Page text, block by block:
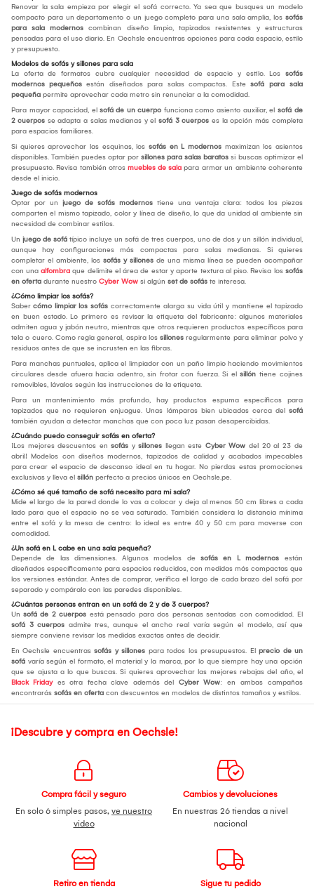
Renovar la sala empieza por elegir el sofá correcto. Ya sea que busques un modelo
compacto para un departamento o un juego completo para una sala amplia, los sofás
para sala modernos combinan diseño limpio, tapizados resistentes y estructuras
pensadas para el uso diario. En Oechsle encuentras opciones para cada espacio, estilo
y presupuesto.
Modelos de sofás y sillones para sala
La oferta de formatos cubre cualquier necesidad de espacio y estilo. Los sofás
modernos pequeños están diseñados para salas compactas. Este sofá para sala
pequeña permite aprovechar cada metro sin renunciar a la comodidad.
Para mayor capacidad, el sofá de un cuerpo funciona como asiento auxiliar, el sofá de
2 cuerpos se adapta a salas medianas y el sofá 3 cuerpos es la opción más completa
para espacios familiares.
Si quieres aprovechar las esquinas, los sofás en L modernos maximizan los asientos
disponibles. También puedes optar por sillones para salas baratos si buscas optimizar el
presupuesto. Revisa también otros muebles de sala para armar un ambiente coherente
desde el inicio.
Juego de sofás modernos
Optar por un juego de sofás modernos tiene una ventaja clara: todos los piezas
comparten el mismo tapizado, color y línea de diseño, lo que da unidad al ambiente sin
necesidad de combinar estilos.
Un juego de sofá típico incluye un sofá de tres cuerpos, uno de dos y un sillón individual,
aunque hay configuraciones más compactas para salas medianas. Si quieres
completar el ambiente, los sofás y sillones de una misma línea se pueden acompañar
con una alfombra que delimite el área de estar y aporte textura al piso. Revisa los sofás
en oferta durante nuestro Cyber Wow si algún set de sofás te interesa.
¿Cómo limpiar los sofás?
Saber cómo limpiar los sofás correctamente alarga su vida útil y mantiene el tapizado
en buen estado. Lo primero es revisar la etiqueta del fabricante: algunos materiales
admiten agua y jabón neutro, mientras que otros requieren productos específicos para
tela o cuero. Como regla general, aspira los sillones regularmente para eliminar polvo y
residuos antes de que se incrusten en las fibras.
Para manchas puntuales, aplica el limpiador con un paño limpio haciendo movimientos
circulares desde afuera hacia adentro, sin frotar con fuerza. Si el sillón tiene cojines
removibles, lávalos según las instrucciones de la etiqueta.
Para un mantenimiento más profundo, hay productos espuma específicos para
tapizados que no requieren enjuague. Unas lámparas bien ubicadas cerca del sofá
también ayudan a detectar manchas que con poca luz pasan desapercibidas.
¿Cuándo puedo conseguir sofás en oferta?
¡Los mejores descuentos en sofás y sillones llegan este Cyber Wow del 20 al 23 de
abril! Modelos con diseños modernos, tapizados de calidad y acabados impecables
para crear el espacio de descanso ideal en tu hogar. No pierdas estas promociones
exclusivas y lleva el sillón perfecto a precios únicos en Oechsle.pe.
¿Cómo sé qué tamaño de sofá necesito para mi sala?
Mide el largo de la pared donde lo vas a colocar y deja al menos 50 cm libres a cada
lado para que el espacio no se vea saturado. También considera la distancia mínima
entre el sofá y la mesa de centro: lo ideal es entre 40 y 50 cm para moverse con
comodidad.
¿Un sofá en L cabe en una sala pequeña?
Depende de las dimensiones. Algunos modelos de sofás en L modernos están
diseñados específicamente para espacios reducidos, con medidas más compactas que
los versiones estándar. Antes de comprar, verifica el largo de cada brazo del sofá por
separado y compáralo con las paredes disponibles.
¿Cuántas personas entran en un sofá de 2 y de 3 cuerpos?
Un sofá de 2 cuerpos está pensado para dos personas sentadas con comodidad. El
sofá 3 cuerpos admite tres, aunque el ancho real varía según el modelo, así que
siempre conviene revisar las medidas exactas antes de decidir.
En Oechsle encuentras sofás y sillones para todos los presupuestos. El precio de un
sofá varía según el formato, el material y la marca, por lo que siempre hay una opción
que se ajusta a lo que buscas. Si quieres aprovechar las mejores rebajas del año, el
Black Fridayes otra fecha clave además del Cyber Wow: en ambas campañas
encontrarás sofás en oferta con descuentos en modelos de distintos tamaños y estilos.
¡Descubre y compra en Oechsle!
Compra fácil y seguro
En solo 6 simples pasos, ve nuestro
video
Cambios y devoluciones
En nuestras 26 tiendas a nivel
nacional
Retiro en tienda
Sigue tu pedido